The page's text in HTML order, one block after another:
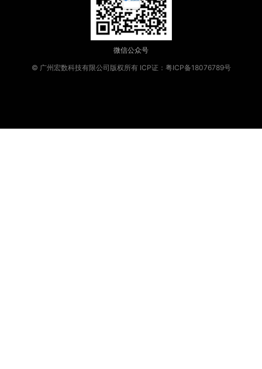
微信公众号
© 广州宏数科技有限公司版权所有 ICP证：粤ICP备18076789号